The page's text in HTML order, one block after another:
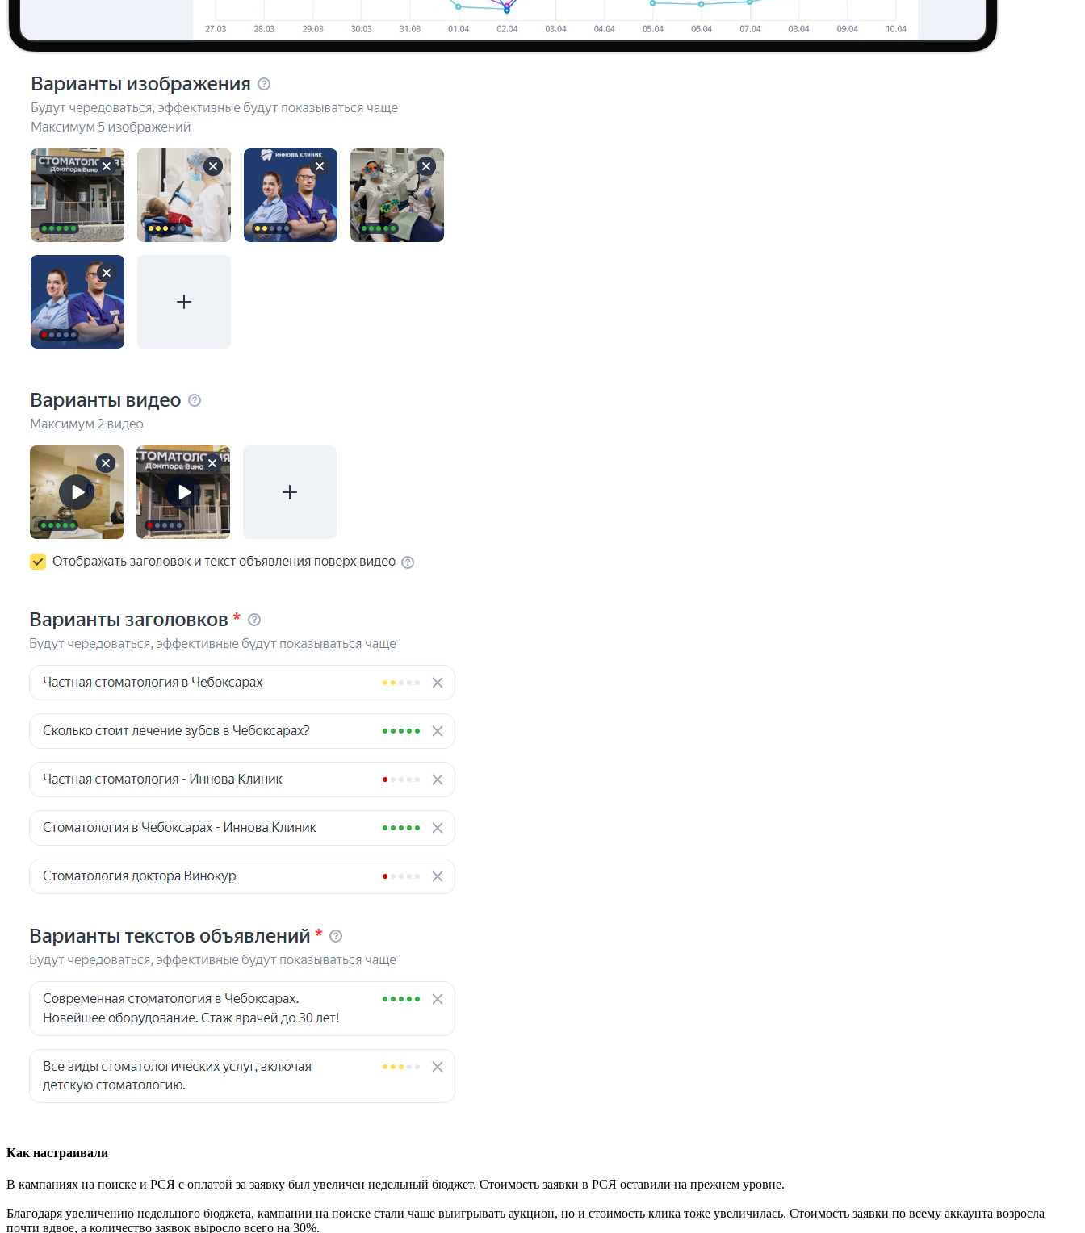
Как настраивали
В кампаниях на поиске и РСЯ с оплатой за заявку был увеличен недельный бюджет. Стоимость заявки в РСЯ оставили на прежнем уровне.
Благодаря увеличению недельного бюджета, кампании на поиске стали чаще выигрывать аукцион, но и стоимость клика тоже увеличилась. Стоимость заявки по всему аккаунта возросла
почти вдвое, а количество заявок выросло всего на 30%.